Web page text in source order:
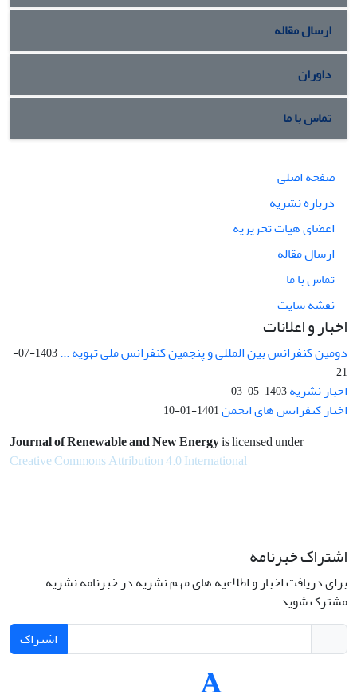
ارسال مقاله
داوران
تماس با ما
صفحه اصلی
درباره نشریه
اعضای هیات تحریریه
ارسال مقاله
تماس با ما
نقشه سایت
اخبار و اعلانات
دومین کنفرانس بین المللی و پنجمین کنفرانس ملی تهویه ...
1403-07-
21
اخبار نشریه1403-05-03
اخبار کنفرانس های انجمن1401-01-10
Journal of Renewable and New Energyis licensed under
Creative Commons Attribution 4.0 International
اشتراک خبرنامه
برای دریافت اخبار و اطلاعیه های مهم نشریه در خبرنامه نشریه
مشترک شوید.
اشتراک